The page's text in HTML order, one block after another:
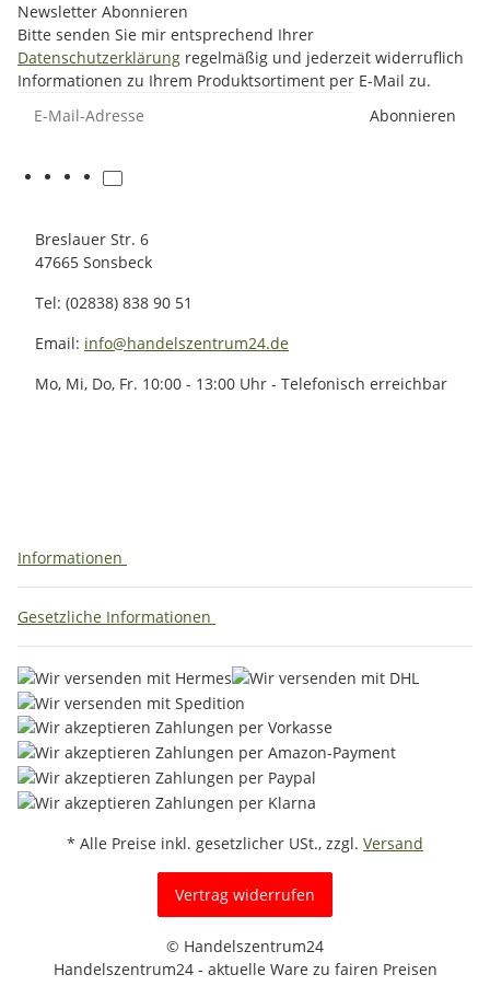
Newsletter Abonnieren
Bitte senden Sie mir entsprechend Ihrer
Datenschutzerklärung regelmäßig und jederzeit widerruflich
Informationen zu Ihrem Produktsortiment per E-Mail zu.
Abonnieren
Breslauer Str. 6
47665 Sonsbeck
Tel: (02838) 838 90 51
Email: info@handelszentrum24.de
Mo, Mi, Do, Fr. 10:00 - 13:00 Uhr - Telefonisch erreichbar
Informationen
Gesetzliche Informationen
* Alle Preise inkl. gesetzlicher USt., zzgl. Versand
Vertrag widerrufen
© Handelszentrum24
Handelszentrum24 - aktuelle Ware zu fairen Preisen